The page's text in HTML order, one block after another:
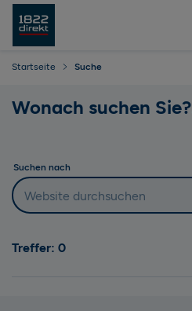
Startseite Suche
Wonach suchen Sie?
Suchen nach
Treffer: 0